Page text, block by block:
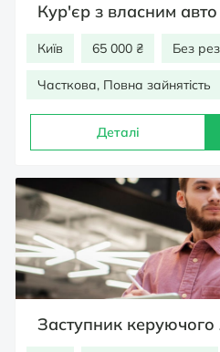
Кур'єр з власним авто
Київ 65 000 ₴ Без
Часткова, Повна зайнятість
Деталі
Заступник керуючого